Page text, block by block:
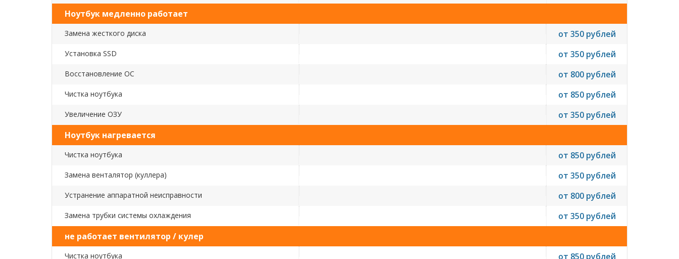
Ноутбук медленно работает
Замена жесткого диска от 350 рублей
Установка SSD от 350 рублей
Восстановление ОС от 800 рублей
Чистка ноутбука от 850 рублей
Увеличение ОЗУ
от 350 рублей
Ноутбук нагревается
Чистка ноутбука от 850 рублей
Замена венталятор (куллера) от 350 рублей
Устранение аппаратной неисправности от 800 рублей
Замена трубки системы охлаждения
от 350 рублей
не работает вентилятор / кулер
Чистка ноутбука от 850 рублей